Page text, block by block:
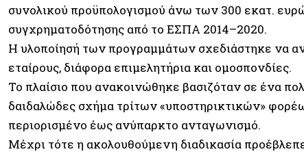
συνολικού προϋπολογισμού άνω των 300 εκατ.
συγχρηματοδότησης από το ΕΣΠΑ 2014–2020.
Η υλοποίησή των προγραμμάτων σχεδιάστηκε να
εταίρους, διάφορα επιμελητήρια και ομοσπονδίες.
Το πλαίσιο που ανακοινώθηκε βασιζόταν σε ένα
δαιδαλώδες σχήμα τρίτων «υποστηρικτικών»
περιορισμένο έως ανύπαρκτο ανταγωνισμό.
Μέχρι τότε η ακολουθούμενη διαδικασία